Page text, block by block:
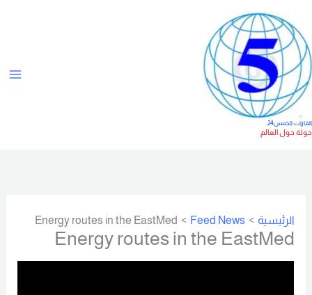
الخمس24
حول العالم
الرئيسية Feed News
Energy routes in the EastMed
Energy routes in the EastMed
ص
ف
ا